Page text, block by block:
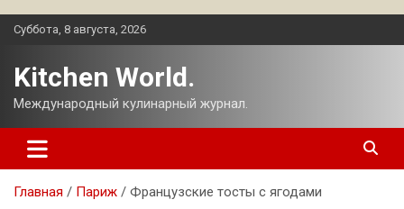
Перейти
Суббота, 8 августа, 2026
Kitchen World.
Международный кулинарный журнал.
Главная Париж Французские тосты с ягодами